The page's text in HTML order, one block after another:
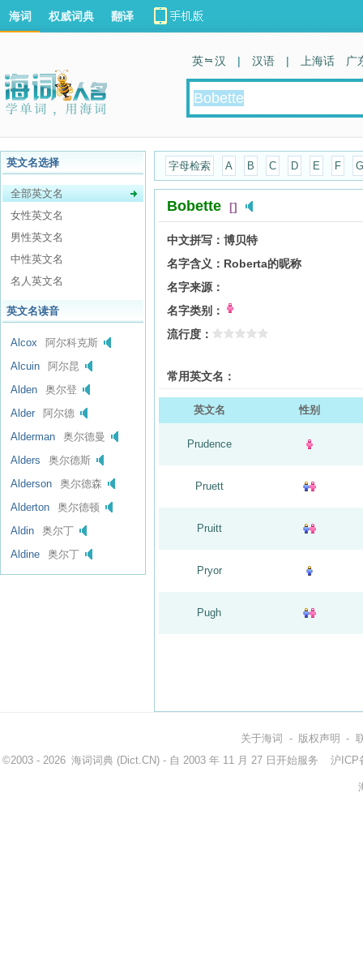
海词 权威词典 翻译
英 汉 | 汉语 | 上海话 广
英文名选择
全部英文名
女性英文名
男性英文名
中性英文名
名人英文名
英文名读音
Alcox
阿尔科克斯
Alcuin
阿尔昆
Alden
奥尔登
Alder
阿尔德
Alderman
奥尔德曼
Alders
奥尔德斯
Alderson
奥尔德森
Alderton
奥尔德顿
Aldin
奥尔丁
Aldine
奥尔丁
字母检索 A B C D E F G
Bobette []
中文拼写： 博贝特
名字含义： Roberta的昵称
名字来源：
名字类别：
流行度：
常用英文名：
英文名 性别
Prudence
Pruett
Pruitt
Pryor
Pugh
关于海词 - 版权声明 -
©2003 - 2026 海词词典 (Dict.CN) - 自 2003 年 11 月 27 日开始服务 沪ICP